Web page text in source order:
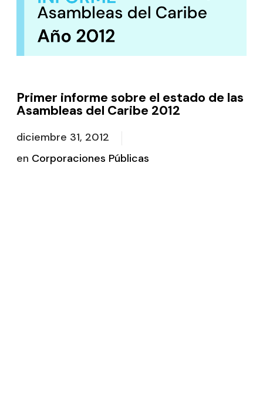
Primer informe sobre el estado de las
Asambleas del Caribe 2012
diciembre 31, 2012
en Corporaciones Públicas